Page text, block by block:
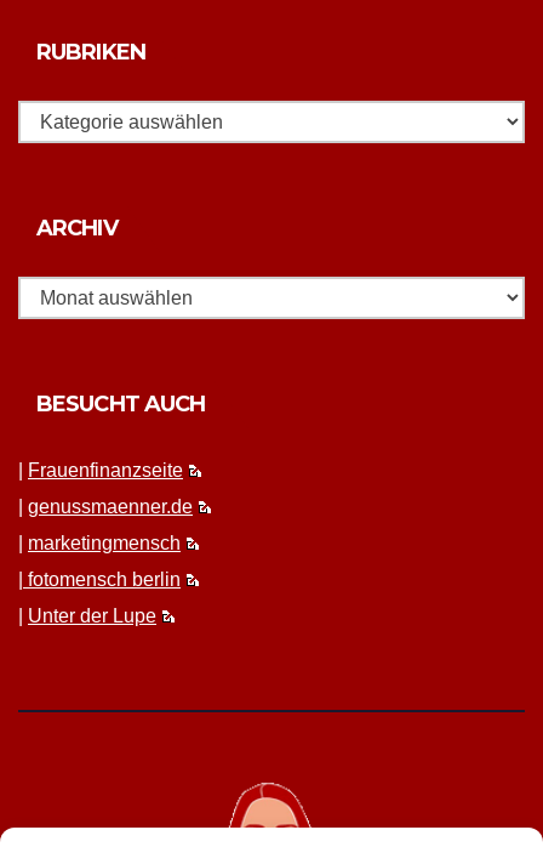
RUBRIKEN
Rubriken
ARCHIV
BESUCHT AUCH
Frauen­fi­nanz­seite
genussmaenner.de
mar­ket­ing­men­sch
fotomen­sch berlin
Unter der Lupe